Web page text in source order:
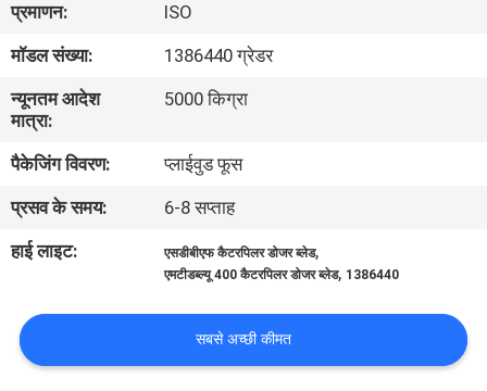
बारे
में
कारखाना
भ्रमण
गुणवत्ता
संपर्क
प्रमाणन:
ISO
मॉडल संख्या:
1386440 ग्रेडर
न्यूनतम आदेश
मात्रा:
5000 किग्रा
पैकेजिंग विवरण:
प्लाईवुड फूस
प्रसव के समय:
6-8 सप्ताह
हाई लाइट:
एसडीबीएफ कैटरपिलर डोजर ब्लेड,
एमटीडब्ल्यू 400 कैटरपिलर डोजर ब्लेड, 1386440
सबसे अच्छी कीमत